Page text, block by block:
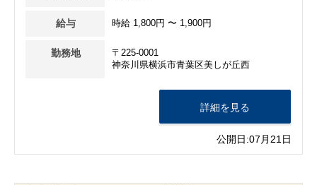
給与 時給 1,800円 〜 1,900円
勤務地
〒225-0001
神奈川県横浜市青葉区美しが丘西
詳細を見る
公開日:07月21日